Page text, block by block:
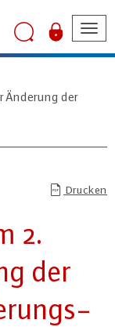
Änderung der
Drucken
2.
der